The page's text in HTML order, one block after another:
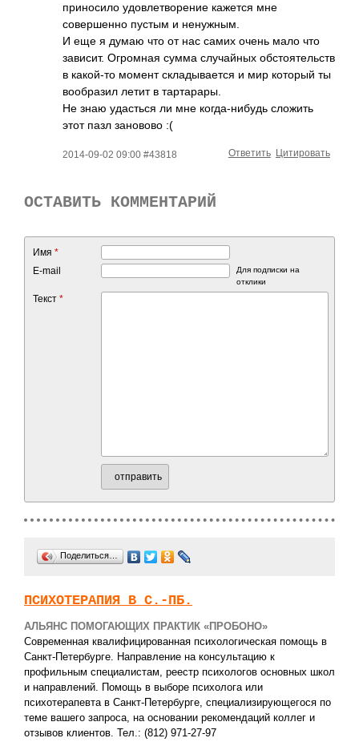
приносило удовлетворение кажется мне
совершенно пустым и ненужным.
И еще я думаю что от нас самих очень мало что
зависит. Огромная сумма случайных обстоятельств
в какой-то момент складывается и мир который ты
вообразил летит в тартарары.
Не знаю удасться ли мне когда-нибудь сложить
этот пазл зановово :(
2014-09-02 09:00 #43818 Цитировать
Ответить
ОСТАВИТЬ КОММЕНТАРИЙ
Имя *
E-mail
Для подписки на
отклики
Текст *
отправить
Поделиться…
ПСИХОТЕРАПИЯ В С.-ПБ.
АЛЬЯНС ПОМОГАЮЩИХ ПРАКТИК «ПРОБОНО»
Современная квалифицированная психологическая помощь в
Санкт-Петербурге. Направление на консультацию к
профильным специалистам, реестр психологов основных школ
и направлений. Помощь в выборе психолога или
психотерапевта в Санкт-Петербурге, специализирующегося по
теме вашего запроса, на основании рекомендаций коллег и
отзывов клиентов. Тел.: (812) 971-27-97